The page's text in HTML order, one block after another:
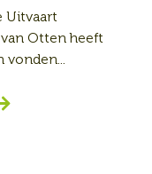
Uitvaart
Otten heeft